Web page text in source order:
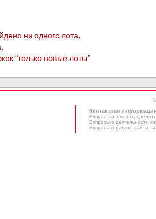
ни одного лота.
“только новые лоты”
Контактная
Вопросы о заказах,
Вопросы о деятельности
Вопросы о работе сайта -